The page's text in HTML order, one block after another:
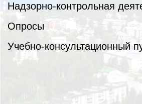
Надзорно-контрольная
Опросы
Учебно-консультационный